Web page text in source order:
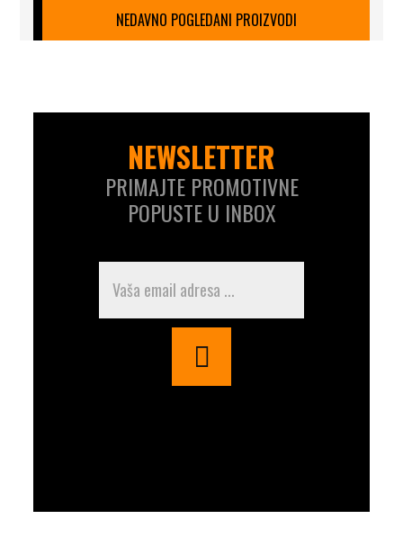
NEDAVNO POGLEDANI PROIZVODI
NEWSLETTER
PRIMAJTE PROMOTIVNE
POPUSTE U INBOX